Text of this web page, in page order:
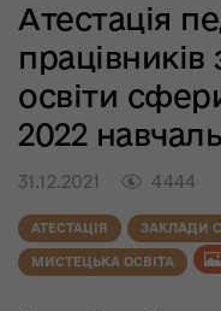
Атестація
працівників
освіти
2022
31.12.2021 4444
АТЕСТАЦІЯ ЗАКЛАДИ
МИСТЕЦЬКА ОСВІТА